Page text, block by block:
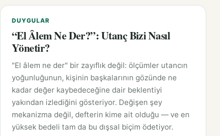
DUYGULAR
“El Âlem Ne Der?”: Utanç Bizi Nasıl
Yönetir?
"El âlem ne der" bir zayıflık değil: ölçümler utancın
yoğunluğunun, kişinin başkalarının gözünde ne
kadar değer kaybedeceğine dair beklentiyi
yakından izlediğini gösteriyor. Değişen şey
mekanizma değil, defterin kime ait olduğu — ve en
yüksek bedeli tam da bu dışsal biçim ödetiyor.